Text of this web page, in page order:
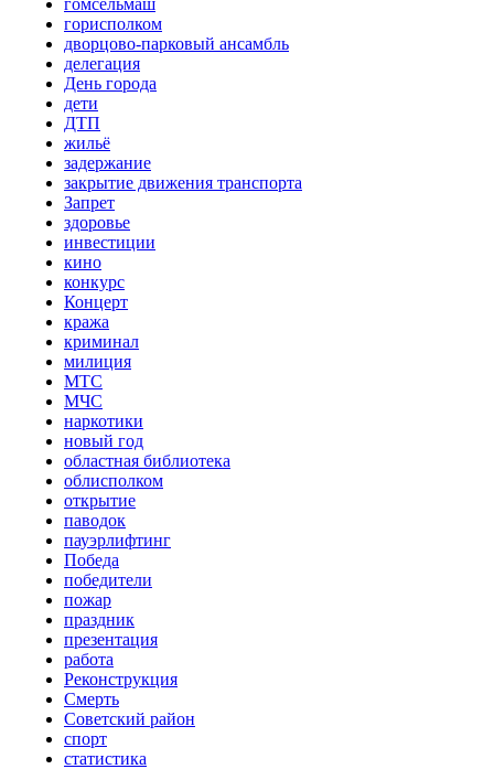
гомсельмаш
горисполком
дворцово-парковый ансамбль
делегация
День города
дети
ДТП
жильё
задержание
закрытие движения транспорта
Запрет
здоровье
инвестиции
кино
конкурс
Концерт
кража
криминал
милиция
МТС
МЧС
наркотики
новый год
областная библиотека
облисполком
открытие
паводок
пауэрлифтинг
Победа
победители
пожар
праздник
презентация
работа
Реконструкция
Смерть
Советский район
спорт
статистика